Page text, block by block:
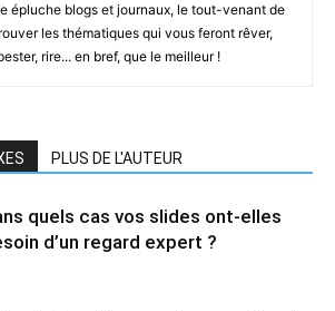
épluche blogs et journaux, le tout-venant de
les thématiques qui vous feront rêver,
rire... en bref, que le meilleur !
PLUS DE L'AUTEUR
quels cas vos slides ont-elles
d’un regard expert ?